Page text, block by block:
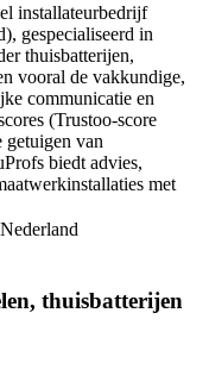
installateurbedrijf
gespecialiseerd in
thuisbatterijen,
vooral de vakkundige,
communicatie en
(Trustoo‑score
getuigen van
biedt advies,
met
thuisbatterijen